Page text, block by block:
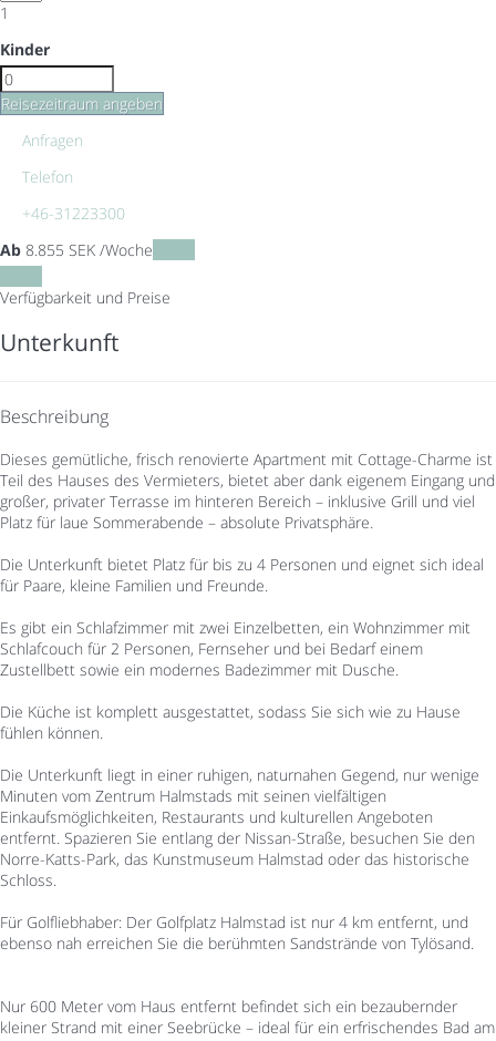
1
Kinder
Reisezeitraum angeben
Anfragen
Telefon
+46-31223300
Ab 8.855 SEK /Woche
Verfügbarkeit und Preise
Unterkunft
Beschreibung
Dieses gemütliche, frisch renovierte Apartment mit Cottage-Charme ist
Teil des Hauses des Vermieters, bietet aber dank eigenem Eingang und
großer, privater Terrasse im hinteren Bereich – inklusive Grill und viel
Platz für laue Sommerabende – absolute Privatsphäre.
Die Unterkunft bietet Platz für bis zu 4 Personen und eignet sich ideal
für Paare, kleine Familien und Freunde.
Es gibt ein Schlafzimmer mit zwei Einzelbetten, ein Wohnzimmer mit
Schlafcouch für 2 Personen, Fernseher und bei Bedarf einem
Zustellbett sowie ein modernes Badezimmer mit Dusche.
Die Küche ist komplett ausgestattet, sodass Sie sich wie zu Hause
fühlen können.
Die Unterkunft liegt in einer ruhigen, naturnahen Gegend, nur wenige
Minuten vom Zentrum Halmstads mit seinen vielfältigen
Einkaufsmöglichkeiten, Restaurants und kulturellen Angeboten
entfernt. Spazieren Sie entlang der Nissan-Straße, besuchen Sie den
Norre-Katts-Park, das Kunstmuseum Halmstad oder das historische
Schloss.
Für Golfliebhaber: Der Golfplatz Halmstad ist nur 4 km entfernt, und
ebenso nah erreichen Sie die berühmten Sandstrände von Tylösand.
Nur 600 Meter vom Haus entfernt befindet sich ein bezaubernder
kleiner Strand mit einer Seebrücke – ideal für ein erfrischendes Bad am